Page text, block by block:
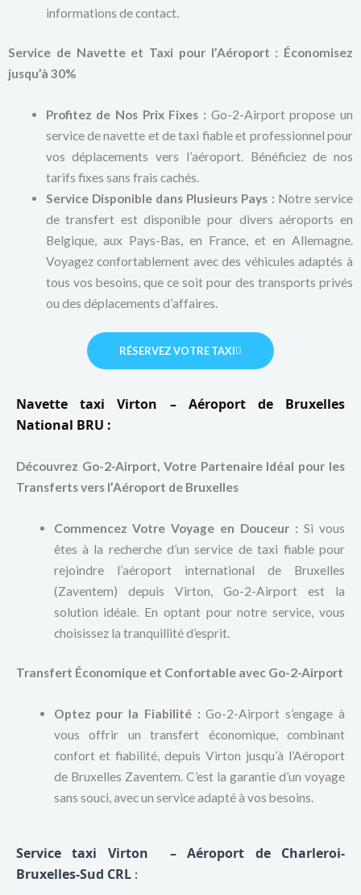
informations de contact.
Service de Navette et Taxi pour l’Aéroport : Économisez
jusqu’à 30%
Profitez de Nos Prix Fixes : Go-2-Airport propose un
service de navette et de taxi fiable et professionnel pour
vos déplacements vers l’aéroport. Bénéficiez de nos
tarifs fixes sans frais cachés.
Service Disponible dans Plusieurs Pays : Notre service
de transfert est disponible pour divers aéroports en
Belgique, aux Pays-Bas, en France, et en Allemagne.
Voyagez confortablement avec des véhicules adaptés à
tous vos besoins, que ce soit pour des transports privés
ou des déplacements d’affaires.
RÉSERVEZ VOTRE TAXI
Navette taxi Virton – Aéroport de Bruxelles
National BRU :
Découvrez Go-2-Airport, Votre Partenaire Idéal pour les
Transferts vers l’Aéroport de Bruxelles
Commencez Votre Voyage en Douceur : Si vous
êtes à la recherche d’un service de taxi fiable pour
rejoindre l’aéroport international de Bruxelles
(Zaventem) depuis Virton, Go-2-Airport est la
solution idéale. En optant pour notre service, vous
choisissez la tranquillité d’esprit.
Transfert Économique et Confortable avec Go-2-Airport
Optez pour la Fiabilité : Go-2-Airport s’engage à
vous offrir un transfert économique, combinant
confort et fiabilité, depuis Virton jusqu’à l’Aéroport
de Bruxelles Zaventem. C’est la garantie d’un voyage
sans souci, avec un service adapté à vos besoins.
Service taxi Virton – Aéroport de Charleroi-
Bruxelles-Sud CRL :